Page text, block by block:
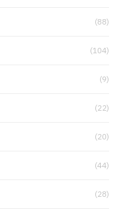
(88)
(104)
(9)
(22)
(20)
(44)
(28)